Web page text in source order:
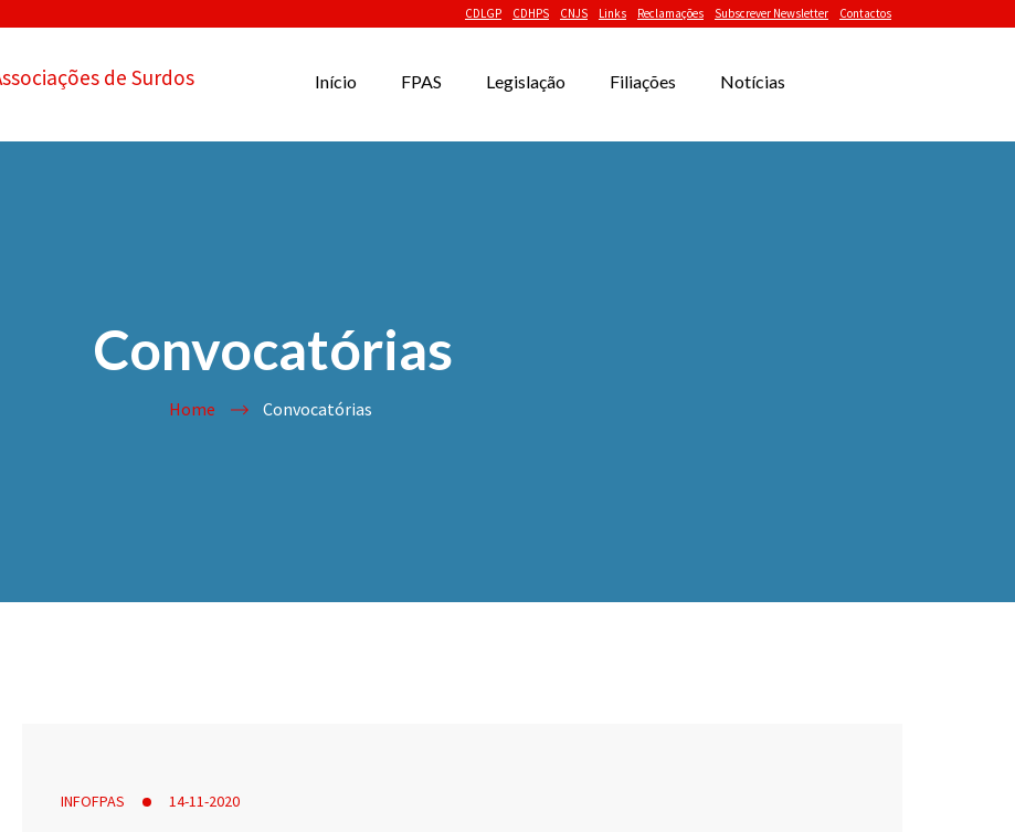
CDLGP CDHPS CNJS Links Reclamações Subscrever Newsletter Contactos
de Surdos Início FPAS Legislação Filiações Notícias
Convocatórias
Home Convocatórias
INFOFPAS 14-11-2020